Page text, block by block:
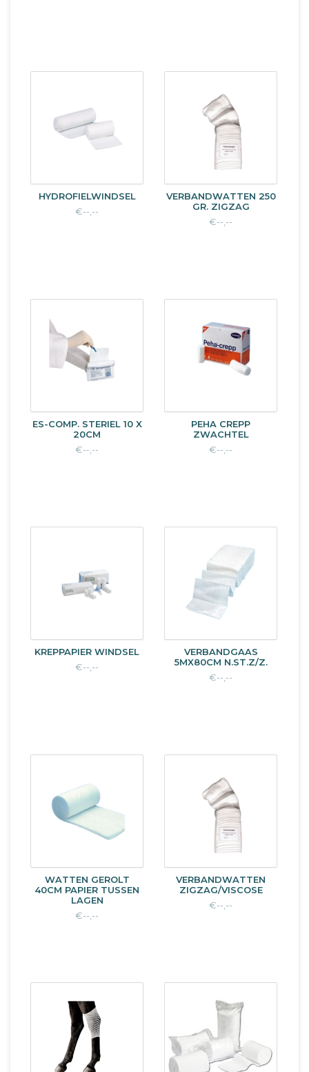
HYDROFIELWINDSEL
€--,--
VERBANDWATTEN 250
GR. ZIGZAG
€--,--
ES-COMP. STERIEL 10 X
20CM
€--,--
PEHA CREPP
ZWACHTEL
€--,--
KREPPAPIER WINDSEL
€--,--
VERBANDGAAS
5MX80CM N.ST.Z/Z.
€--,--
WATTEN GEROLT
40CM PAPIER TUSSEN
LAGEN
€--,--
VERBANDWATTEN
ZIGZAG/VISCOSE
€--,--